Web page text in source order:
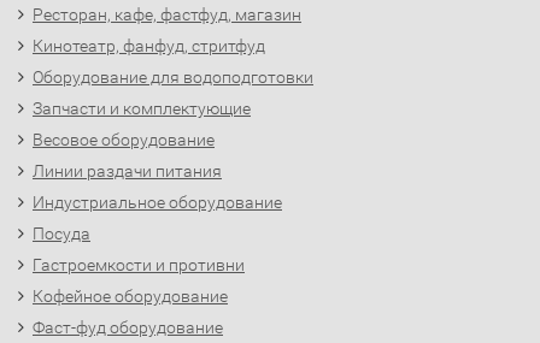
Ресторан, кафе, фастфуд, магазин
Кинотеатр, фанфуд, стритфуд
Оборудование для водоподготовки
Запчасти и комплектующие
Весовое оборудование
Линии раздачи питания
Индустриальное оборудование
Посуда
Гастроемкости и противни
Кофейное оборудование
Фаст-фуд оборудование